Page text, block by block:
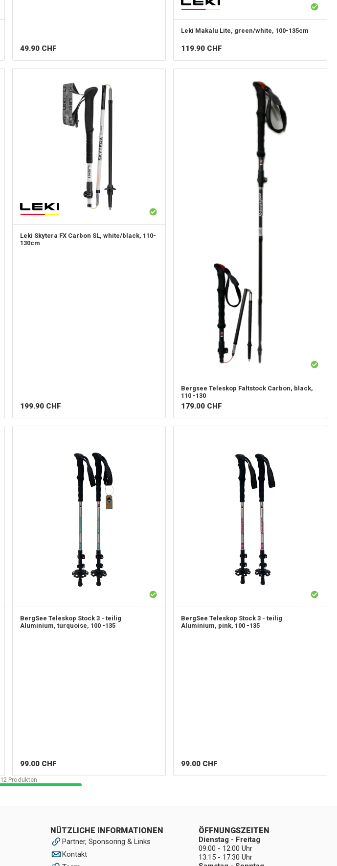
49.90 CHF
Leki Makalu Lite, green/white, 100-135cm
119.90 CHF
Leki Skytera FX Carbon SL, white/black, 110-
130cm
199.90 CHF
Bergsee Teleskop Faltstock Carbon, black,
110 -130
179.00 CHF
BergSee Teleskop Stock 3 - teilig
Aluminium, turquoise, 100 -135
99.00 CHF
BergSee Teleskop Stock 3 - teilig
Aluminium, pink, 100 -135
99.00 CHF
12Produkten
NÜTZLICHE INFORMATIONEN
Partner, Sponsoring & Links
Kontakt
ÖFFNUNGSZEITEN
Dienstag - Freitag
09:00 - 12:00 Uhr
13:15 - 17:30 Uhr